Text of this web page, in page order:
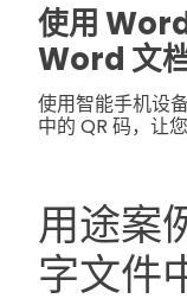
使用
Word 文
使用智能手机设
中的 QR 码，让
用途案
字文件